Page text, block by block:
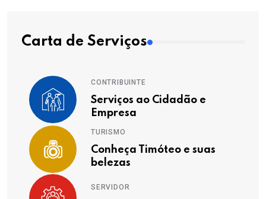
Carta de Serviços
CONTRIBUINTE
Serviços ao Cidadão e
Empresa
TURISMO
Conheça Timóteo e suas
belezas
SERVIDOR